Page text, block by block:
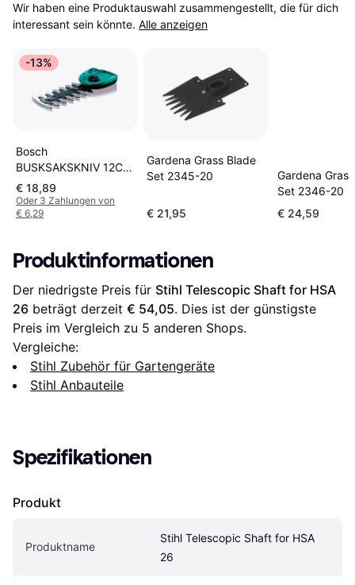
Wir haben eine Produktauswahl zusammengestellt, die für dich
interessant sein könnte. Alle anzeigen
-13%
Bosch
BUSKSAKSKNIV 12CM
TIL ISIO
€ 18,89
Oder 3 Zahlungen von
€ 6,29
Gardena Grass Blade
Set 2345-20
€ 21,95
Gardena
Set 2346-20
€ 24,59
Produktinformationen
Der niedrigste Preis für Stihl Telescopic Shaft for HSA
26 beträgt derzeit € 54,05. Dies ist der günstigste
Preis im Vergleich zu 5 anderen Shops.
Vergleiche:
Stihl Zubehör für Gartengeräte
Stihl Anbauteile
Spezifikationen
Produkt
Produktname
Stihl Telescopic Shaft for HSA
26